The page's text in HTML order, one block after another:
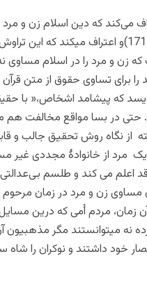
می‌کند که دین اسلام زن و
است (صفحه 171)و اعتراف میکند که
زن و مرد را در اسلام مساوی نه
را برای تساوی حقوق از متن
که پیشامد اشخاص،« با
حتی در بسا مواقع مخالفت
نکته از نگاه روش تحقیق جالب
یک مرد از خانوادۀ مجددی غیر
اعلم می کند و طلسم
زن و مرد در زمان مرحوم
زمان، مردم اُمی که درین
نه میتوانستند مگر
خود داشتند و نوکران را